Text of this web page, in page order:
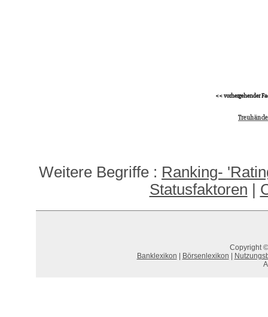
<< vorhergehender
Weitere Begriffe : Ranking-
Statusfaktoren
Copyright
Banklexikon
Börsenlexikon